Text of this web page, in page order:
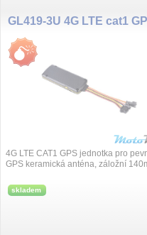
4G LTE CAT1 GPS jednotka pro
GPS keramická anténa, záložní
skladem